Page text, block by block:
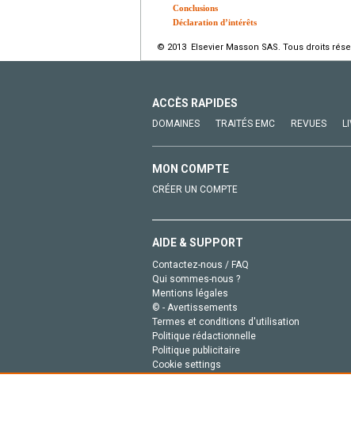
Conclusions
Déclaration d’intérêts
© 2013 Elsevier Masson SAS. Tous droits
ACCÈS RAPIDES
DOMAINES TRAITÉS EMC REVUES
MON COMPTE
CRÉER UN COMPTE
AIDE & SUPPORT
Contactez-nous / FAQ
Qui sommes-nous ?
Mentions légales
© - Avertissements
Termes et conditions d'utilisation
Politique rédactionnelle
Politique publicitaire
Cookie settings